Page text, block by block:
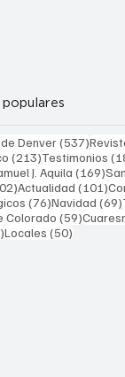
Denver(537)537
(213)213 entradas
Testimonios
J. Aquila (169)
102 entradas
Actualidad (101)
(76)76 entradas
Navidad (69)
Colorado (59)59
51 entradas
Locales (50)50